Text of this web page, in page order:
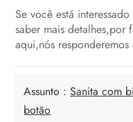
Se você está
saber mais detalhes,por
aqui,nós
Assunto :Sanita com
botão